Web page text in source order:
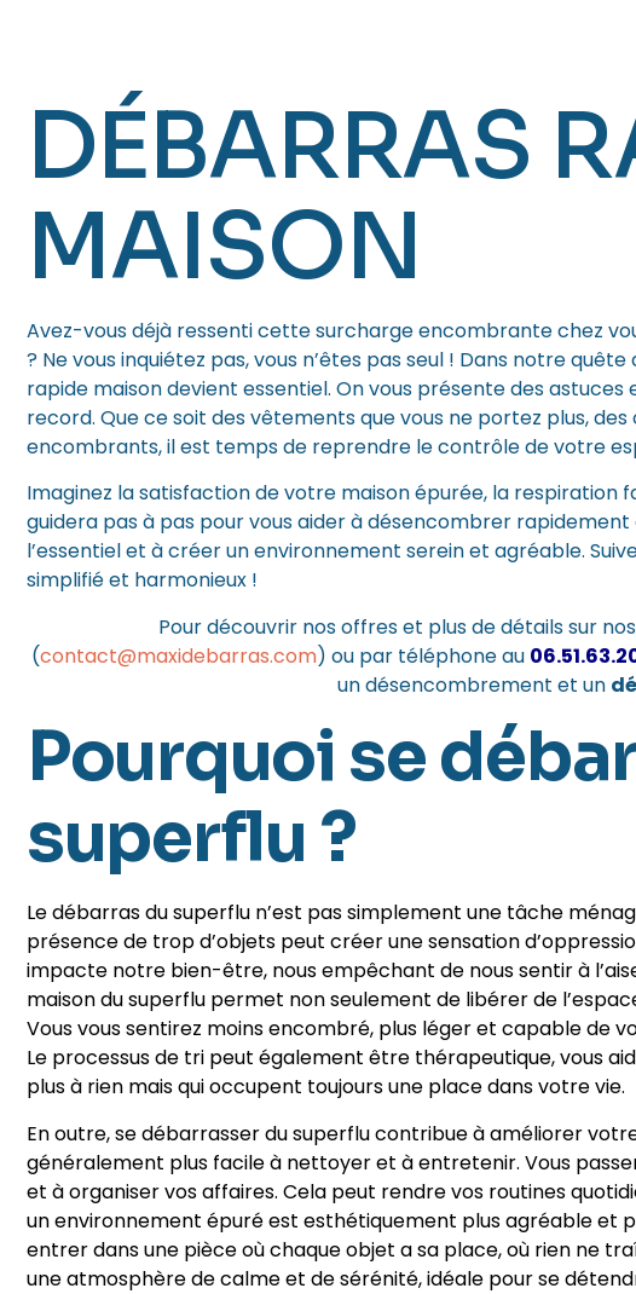
DÉBARRAS
MAISON
Avez-vous déjà ressenti cette surcharge encombrante chez
? Ne vous inquiétez pas, vous n’êtes pas seul ! Dans notre
rapide maison devient essentiel. On vous présente des
record. Que ce soit des vêtements que vous ne portez plus,
encombrants, il est temps de reprendre le contrôle de votre
Imaginez la satisfaction de votre maison épurée, la respiration
guidera pas à pas pour vous aider à désencombrer
l’essentiel et à créer un environnement serein et agréable.
simplifié et harmonieux !
Pour découvrir nos offres et plus de détails sur
(contact@maxidebarras.com) ou par téléphone au
un désencombrement et un
Pourquoi se
superflu ?
Le débarras du superflu n’est pas simplement une tâche
présence de trop d’objets peut créer une sensation
impacte notre bien-être, nous empêchant de nous sentir à
maison du superflu permet non seulement de libérer de
Vous vous sentirez moins encombré, plus léger et capable de
Le processus de tri peut également être thérapeutique, vous
plus à rien mais qui occupent toujours une place dans votre vie.
En outre, se débarrasser du superflu contribue à améliorer
généralement plus facile à nettoyer et à entretenir. Vous
et à organiser vos affaires. Cela peut rendre vos routines
un environnement épuré est esthétiquement plus agréable et
entrer dans une pièce où chaque objet a sa place, où rien ne
une atmosphère de calme et de sérénité, idéale pour se